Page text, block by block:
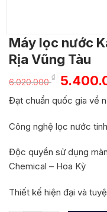
Máy lọc nước
Rịa Vũng Tàu
6.020.000
₫
Giá
gốc
là:
Đạt chuẩn quốc gia về
Công nghệ lọc nước
Độc quyền sử dụng
Chemical – Hoa Kỳ
Thiết kế hiện đại và